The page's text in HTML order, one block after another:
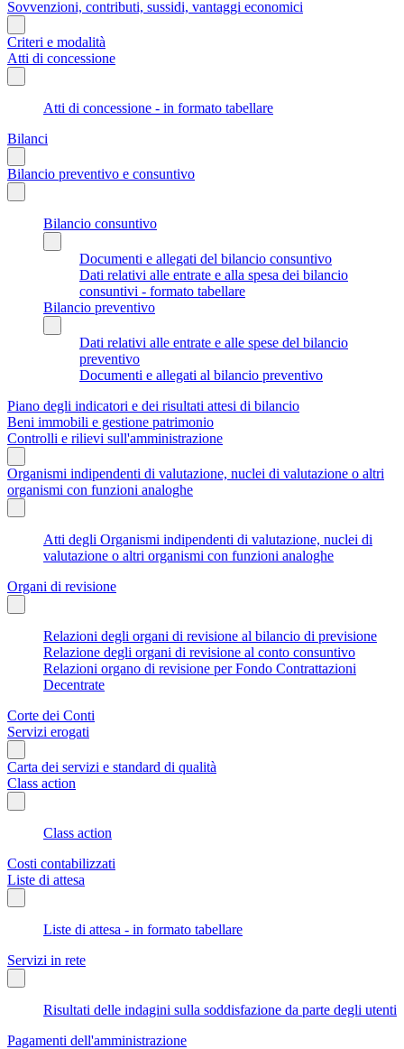
Sovvenzioni, contributi, sussidi, vantaggi economici
Criteri e modalità
Atti di concessione
Atti di concessione - in formato tabellare
Bilanci
Bilancio preventivo e consuntivo
Bilancio consuntivo
Documenti e allegati del bilancio consuntivo
Dati relativi alle entrate e alla spesa dei bilancio
consuntivi - formato tabellare
Bilancio preventivo
Dati relativi alle entrate e alle spese del bilancio
preventivo
Documenti e allegati al bilancio preventivo
Piano degli indicatori e dei risultati attesi di bilancio
Beni immobili e gestione patrimonio
Controlli e rilievi sull'amministrazione
Organismi indipendenti di valutazione, nuclei di valutazione o altri
organismi con funzioni analoghe
Atti degli Organismi indipendenti di valutazione, nuclei di
valutazione o altri organismi con funzioni analoghe
Organi di revisione
Relazioni degli organi di revisione al bilancio di previsione
Relazione degli organi di revisione al conto consuntivo
Relazioni organo di revisione per Fondo Contrattazioni
Decentrate
Corte dei Conti
Servizi erogati
Carta dei servizi e standard di qualità
Class action
Class action
Costi contabilizzati
Liste di attesa
Liste di attesa - in formato tabellare
Servizi in rete
Risultati delle indagini sulla soddisfazione da parte degli utenti
Pagamenti dell'amministrazione